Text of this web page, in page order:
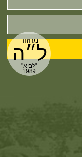
מחזור
ל״ה
"לביא"
1989